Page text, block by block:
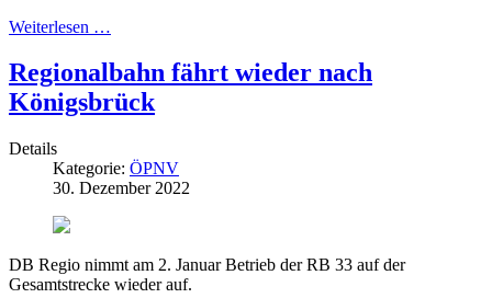
Weiterlesen …
Regionalbahn fährt wieder nach
Königsbrück
Details
Kategorie: ÖPNV
30. Dezember 2022
DB Regio nimmt am 2. Januar Betrieb der RB 33 auf der
Gesamtstrecke wieder auf.